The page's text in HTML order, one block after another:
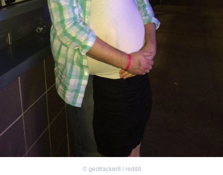
© geotracker8 / reddit